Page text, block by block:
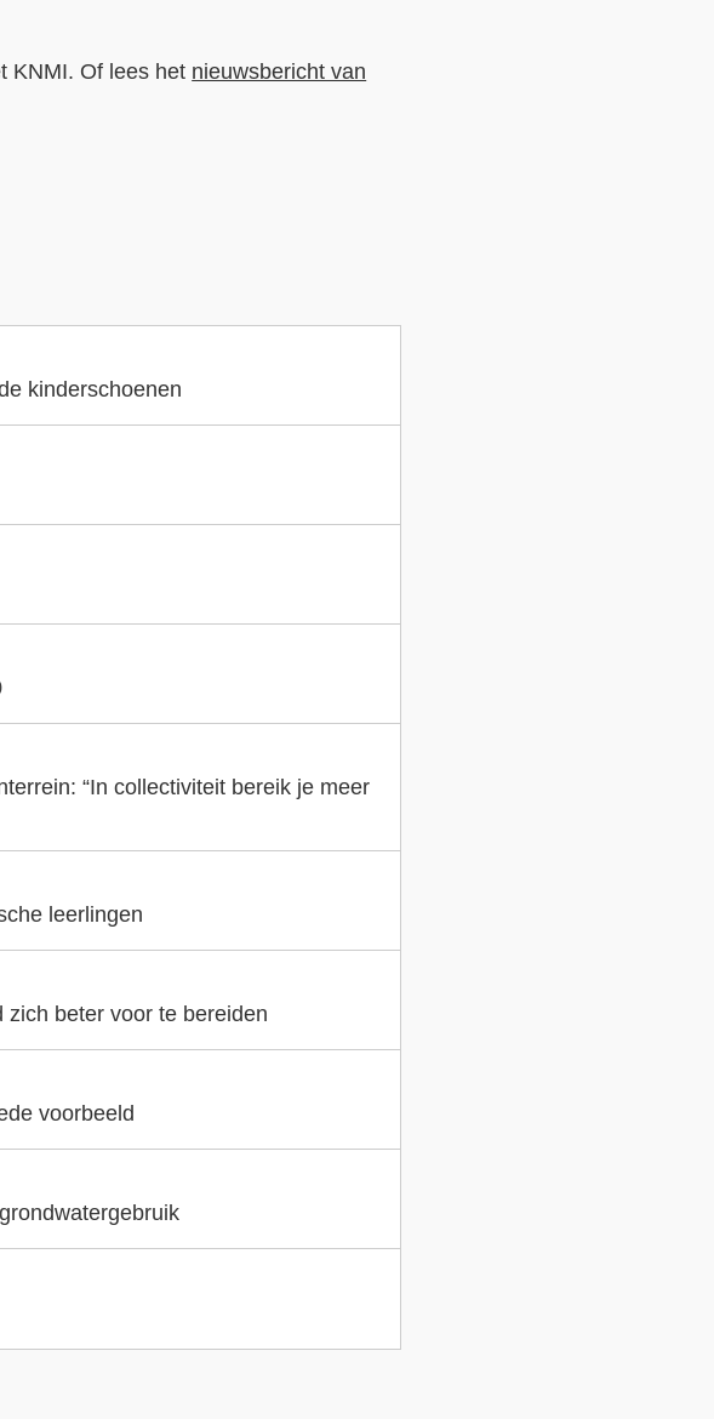
KNMI. Of lees het nieuwsbericht van
kinderschoenen
“In collectiviteit bereik je meer
leerlingen
beter voor te bereiden
voorbeeld